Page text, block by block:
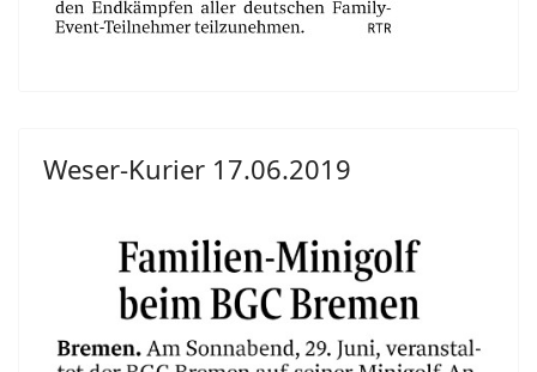
Weser-Kurier 17.06.2019